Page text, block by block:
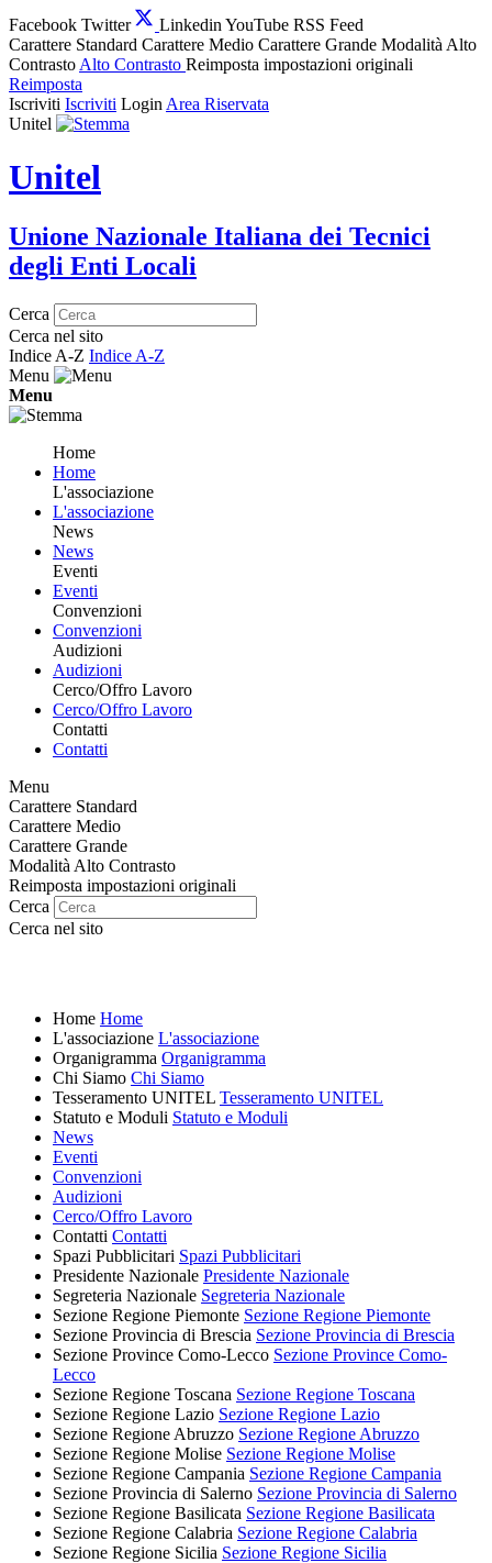
Facebook Twitter Linkedin YouTube RSS Feed
Carattere Standard Carattere Medio Carattere Grande Modalità Alto
Contrasto Alto Contrasto Reimposta impostazioni originali
Reimposta
Iscriviti Iscriviti Login Area Riservata
Unitel
Unitel
Unione Nazionale Italiana dei Tecnici
degli Enti Locali
Cerca
Cerca nel sito
Indice A-Z Indice A-Z
Menu
Menu
Home
Home
L'associazione
L'associazione
News
News
Eventi
Eventi
Convenzioni
Convenzioni
Audizioni
Audizioni
Cerco/Offro Lavoro
Cerco/Offro Lavoro
Contatti
Contatti
Menu
Carattere Standard
Carattere Medio
Carattere Grande
Modalità Alto Contrasto
Reimposta impostazioni originali
Cerca
Cerca nel sito
Home Home
L'associazione L'associazione
Organigramma Organigramma
Chi Siamo Chi Siamo
Tesseramento UNITEL Tesseramento UNITEL
Statuto e Moduli Statuto e Moduli
News
Eventi
Convenzioni
Audizioni
Cerco/Offro Lavoro
Contatti Contatti
Spazi Pubblicitari Spazi Pubblicitari
Presidente Nazionale Presidente Nazionale
Segreteria Nazionale Segreteria Nazionale
Sezione Regione Piemonte Sezione Regione Piemonte
Sezione Provincia di Brescia Sezione Provincia di Brescia
Sezione Province Como-Lecco Sezione Province Como-
Lecco
Sezione Regione Toscana Sezione Regione Toscana
Sezione Regione Lazio Sezione Regione Lazio
Sezione Regione Abruzzo Sezione Regione Abruzzo
Sezione Regione Molise Sezione Regione Molise
Sezione Regione Campania Sezione Regione Campania
Sezione Provincia di Salerno Sezione Provincia di Salerno
Sezione Regione Basilicata Sezione Regione Basilicata
Sezione Regione Calabria Sezione Regione Calabria
Sezione Regione Sicilia Sezione Regione Sicilia